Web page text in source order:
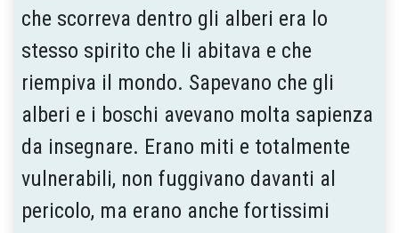
che scorreva dentro gli alberi era lo
stesso spirito che li abitava e che
riempiva il mondo. Sapevano che gli
alberi e i boschi avevano molta sapienza
da insegnare. Erano miti e totalmente
vulnerabili, non fuggivano davanti al
pericolo, ma erano anche fortissimi